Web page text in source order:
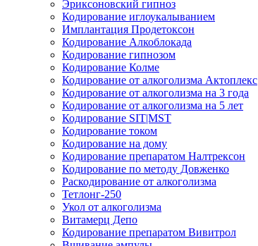
Эриксоновский гипноз
Кодирование иглоукалыванием
Имплантация Продетоксон
Кодирование Алкоблокада
Кодирование гипнозом
Кодирование Колме
Кодирование от алкоголизма Актоплекс
Кодирование от алкоголизма на 3 года
Кодирование от алкоголизма на 5 лет
Кодирование SIT|MST
Кодирование током
Кодирование на дому
Кодирование препаратом Налтрексон
Кодирование по методу Довженко
Раскодирование от алкоголизма
Тетлонг-250
Укол от алкоголизма
Витамерц Депо
Кодирование препаратом Вивитрол